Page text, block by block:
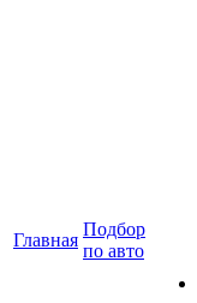
Главная
Подбор
по авто